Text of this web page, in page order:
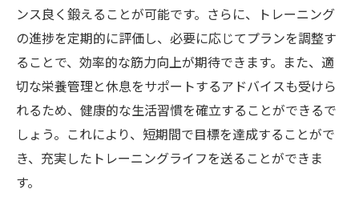
ンス良く鍛えることが可能です。さらに、トレーニング
の進捗を定期的に評価し、必要に応じてプランを調整す
ることで、効率的な筋力向上が期待できます。また、適
切な栄養管理と休息をサポートするアドバイスも受けら
れるため、健康的な生活習慣を確立することができるで
しょう。これにより、短期間で目標を達成することがで
き、充実したトレーニングライフを送ることができま
す。